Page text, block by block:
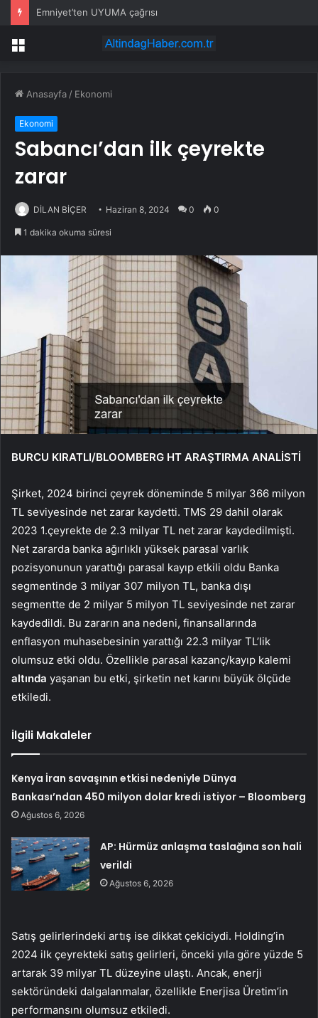
Emniyet’ten UYUMA çağrısı
Menü
Anasayfa / Ekonomi
Ekonomi
Sabancı’dan ilk çeyrekte
zarar
DİLAN BİÇER Haziran 8, 2024 0 0
1 dakika okuma süresi
BURCU KIRATLI/BLOOMBERG HT ARAŞTIRMA ANALİSTİ
Şirket, 2024 birinci çeyrek döneminde 5 milyar 366 milyon
TL seviyesinde net zarar kaydetti. TMS 29 dahil olarak
2023 1.çeyrekte de 2.3 milyar TL net zarar kaydedilmişti.
Net zararda banka ağırlıklı yüksek parasal varlık
pozisyonunun yarattığı parasal kayıp etkili oldu Banka
segmentinde 3 milyar 307 milyon TL, banka dışı
segmentte de 2 milyar 5 milyon TL seviyesinde net zarar
kaydedildi. Bu zararın ana nedeni, finansallarında
enflasyon muhasebesinin yarattığı 22.3 milyar TL’lik
olumsuz etki oldu. Özellikle parasal kazanç/kayıp kalemi
altında yaşanan bu etki, şirketin net karını büyük ölçüde
etkiledi.
İlgili Makaleler
Kenya İran savaşının etkisi nedeniyle Dünya
Bankası’ndan 450 milyon dolar kredi istiyor – Bloomberg
Ağustos 6, 2026
AP: Hürmüz anlaşma taslağına son hali
verildi
Ağustos 6, 2026
Satış gelirlerindeki artış ise dikkat çekiciydi. Holding’in
2024 ilk çeyrekteki satış gelirleri, önceki yıla göre yüzde 5
artarak 39 milyar TL düzeyine ulaştı. Ancak, enerji
sektöründeki dalgalanmalar, özellikle Enerjisa Üretim’in
performansını olumsuz etkiledi.